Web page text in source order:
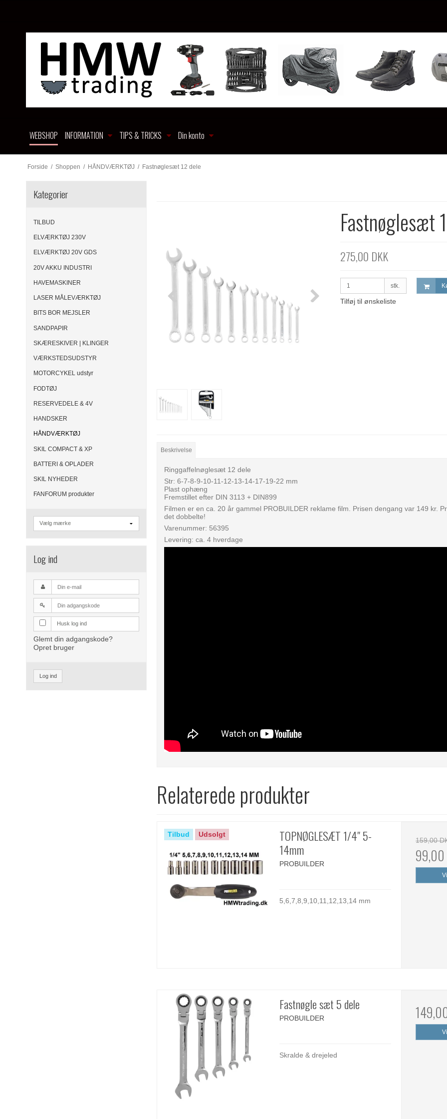
WEBSHOP INFORMATION TIPS & TRICKS Din konto
Forside / Shoppen / HÅNDVÆRKTØJ / Fastnøglesæt 12 dele
Kategorier
TILBUD
ELVÆRKTØJ 230V
ELVÆRKTØJ 20V GDS
20V AKKU INDUSTRI
HAVEMASKINER
LASER MÅLEVÆRKTØJ
BITS BOR MEJSLER
SANDPAPIR
SKÆRESKIVER | KLINGER
VÆRKSTEDSUDSTYR
MOTORCYKEL udstyr
FODTØJ
RESERVEDELE & 4V
HANDSKER
HÅNDVÆRKTØJ
SKIL COMPACT & XP
BATTERI & OPLADER
SKIL NYHEDER
FANFORUM produkter
Log ind
Husk log ind
Glemt din adgangskode?
Opret bruger
Log ind
Fastnøglesæt
275,00 DKK
stk.
Tilføj til ønskeliste
Beskrivelse
Ringgaffelnøglesæt 12 dele
Str: 6-7-8-9-10-11-12-13-14-17-19-22 mm
Plast ophæng
Fremstillet efter DIN 3113 + DIN899
Filmen er en ca. 20 år gammel PROBUILDER reklame film. Prisen dengang var 149 kr.
det dobbelte!
Varenummer: 56395
Levering: ca. 4 hverdage
Relaterede produkter
Tilbud Udsolgt
TOPNØGLESÆT 1/4" 5-
14mm
PROBUILDER
5,6,7,8,9,10,11,12,13,14 mm
159,00
99,00
Fastnøgle sæt 5 dele
PROBUILDER
Skralde & drejeled